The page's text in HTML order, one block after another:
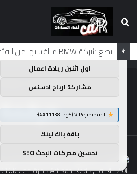
بحث
عن
الرئيسية مرقمة
مرقمة
توصيات :
باقة متميزة VIP (كود: AA38045):
اول اثنين ريادة اعمال
مشاركة ارباح ادسنس
باقة متميزة VIP (كود: AA11138):
باقة باك لينك
تحسين محركات البحث SEO